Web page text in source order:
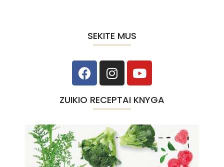
SEKITE MUS
ZUIKIO RECEPTAI KNYGA